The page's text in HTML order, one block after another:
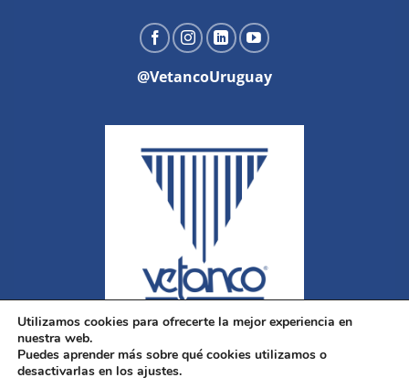
@VetancoUruguay
Utilizamos cookies para ofrecerte la mejor experiencia en
nuestra web.
Puedes aprender más sobre qué cookies utilizamos o
desactivarlas en los ajustes.